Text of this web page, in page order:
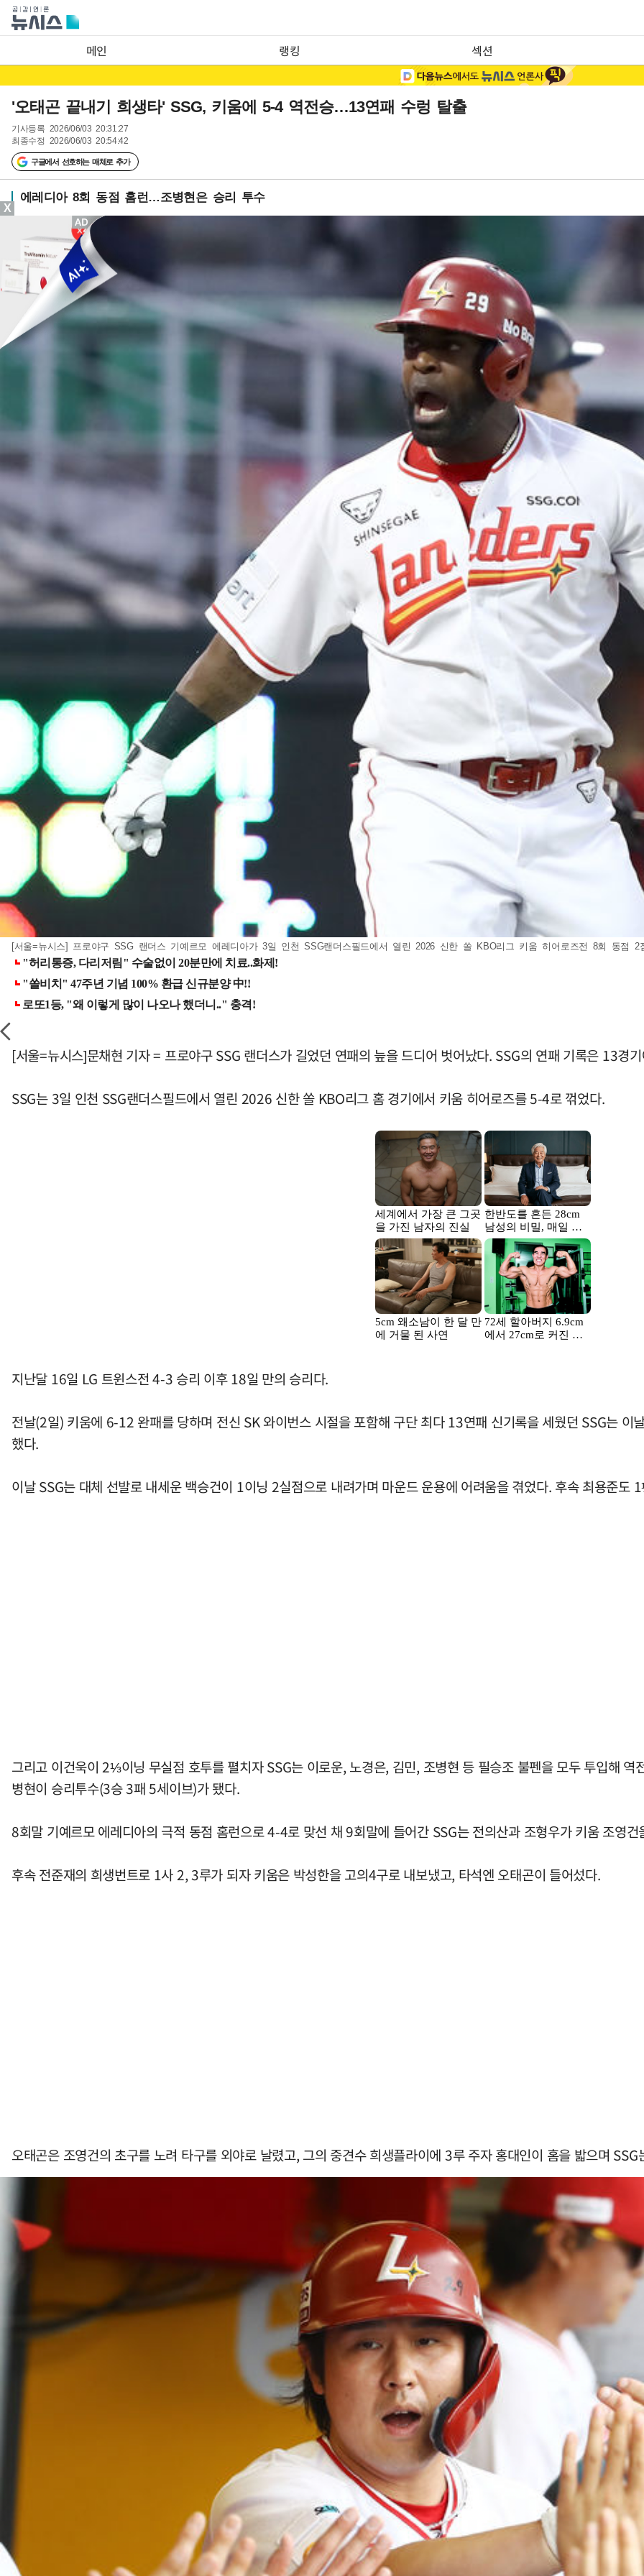
메인 랭킹 섹션
'오태곤 끝내기 희생타' SSG, 키움에 5-4 역전승…13연패 수렁 탈출
기사등록 2026/06/03 20:31:27
최종수정 2026/06/03 20:54:42
구글에서 선호하는 매체로 추가
에레디아 8회 동점 홈런…조병현은 승리 투수
[서울=뉴시스] 프로야구 SSG 랜더스 기예르모 에레디아가 3일 인천 SSG랜더스필드에서 열린 2026 신한 쏠 KBO리그 키움 히어로즈전 8회 동점
[서울=뉴시스]문채현 기자 = 프로야구 SSG 랜더스가 길었던 연패의 늪을 드디어 벗어났다. SSG의 연패 기록은 13경
SSG는 3일 인천 SSG랜더스필드에서 열린 2026 신한 쏠 KBO리그 홈 경기에서 키움 히어로즈를 5-4로 꺾었다.
지난달 16일 LG 트윈스전 4-3 승리 이후 18일 만의 승리다.
전날(2일) 키움에 6-12 완패를 당하며 전신 SK 와이번스 시절을 포함해 구단 최다 13연패 신기록을 세웠던 SSG는 이
했다.
이날 SSG는 대체 선발로 내세운 백승건이 1이닝 2실점으로 내려가며 마운드 운용에 어려움을 겪었다. 후속 최용준도
그리고 이건욱이 2⅓이닝 무실점 호투를 펼치자 SSG는 이로운, 노경은, 김민, 조병현 등 필승조 불펜을 모두 투입해
병현이 승리투수(3승 3패 5세이브)가 됐다.
8회말 기예르모 에레디아의 극적 동점 홈런으로 4-4로 맞선 채 9회말에 들어간 SSG는 전의산과 조형우가 키움 조영
후속 전준재의 희생번트로 1사 2, 3루가 되자 키움은 박성한을 고의4구로 내보냈고, 타석엔 오태곤이 들어섰다.
오태곤은 조영건의 초구를 노려 타구를 외야로 날렸고, 그의 중견수 희생플라이에 3루 주자 홍대인이 홈을 밟으며
X